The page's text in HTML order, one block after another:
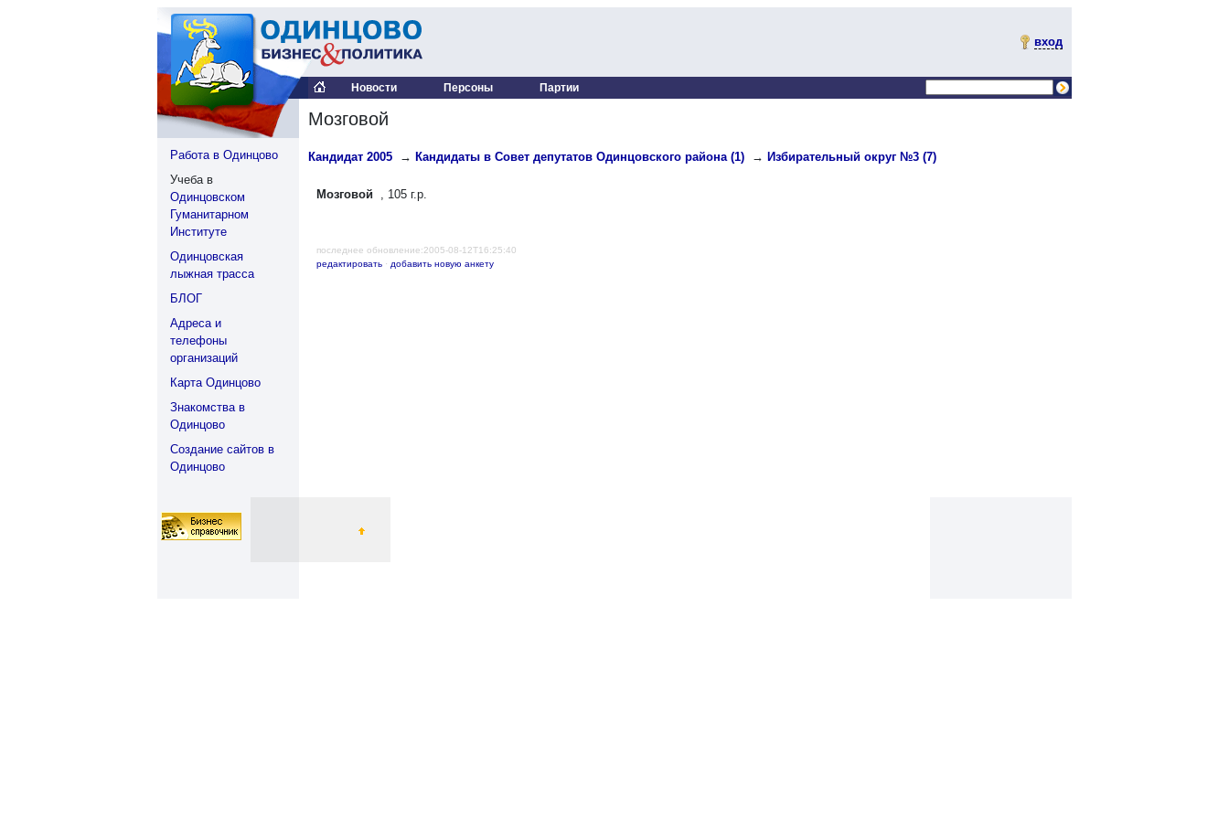
вход
Новости Персоны Партии
Работа в Одинцово
Учеба в
Одинцовском
Гуманитарном
Институте
Одинцовская
лыжная трасса
БЛОГ
Адреса и
телефоны
организаций
Карта Одинцово
Знакомства в
Одинцово
Создание сайтов в
Одинцово
Мозговой
Кандидат 2005 → Кандидаты в Совет депутатов Одинцовского района (1) → Избирательный округ №3 (7)
Мозговой , 105 г.р.
последнее обновление:2005-08-12T16:25:40
редактировать · добавить новую анкету